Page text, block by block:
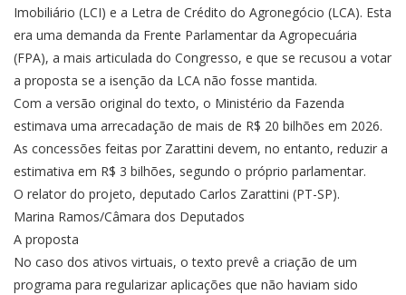
Imobiliário (LCI) e a Letra de Crédito do Agronegócio (LCA). Esta
era uma demanda da Frente Parlamentar da Agropecuária
(FPA), a mais articulada do Congresso, e que se recusou a votar
a proposta se a isenção da LCA não fosse mantida.
Com a versão original do texto, o Ministério da Fazenda
estimava uma arrecadação de mais de R$ 20 bilhões em 2026.
As concessões feitas por Zarattini devem, no entanto, reduzir a
estimativa em R$ 3 bilhões, segundo o próprio parlamentar.
O relator do projeto, deputado Carlos Zarattini (PT-SP).
Marina Ramos/Câmara dos Deputados
A proposta
No caso dos ativos virtuais, o texto prevê a criação de um
programa para regularizar aplicações que não haviam sido